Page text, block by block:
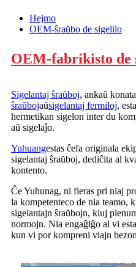
Hejmo
OEM-ŝraŭbo de sigelilo
OEM-fabrikisto de
Sigelantaj ŝraŭboj, ankaŭ
ŝraŭbojaŭsigelantaj fermiloj,
hermetikan sigelon inter du
aŭ sigelaĵo.
Yuhuangestas ĉefa originala
sigelantaj ŝraŭboj, dediĉita al
kontento.
Ĉe Yuhunag, ni fieras pri niaj
la kompetenteco de nia teamo,
sigelantajn ŝraŭbojn, kiuj
normojn. Nia engaĝiĝo al vi
kun vi por kompreni viajn